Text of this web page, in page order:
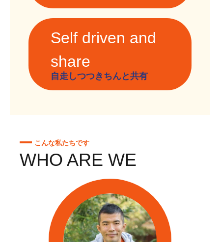
Self driven and
share
自走しつつきちんと共有
こんな私たちです
WHO ARE WE